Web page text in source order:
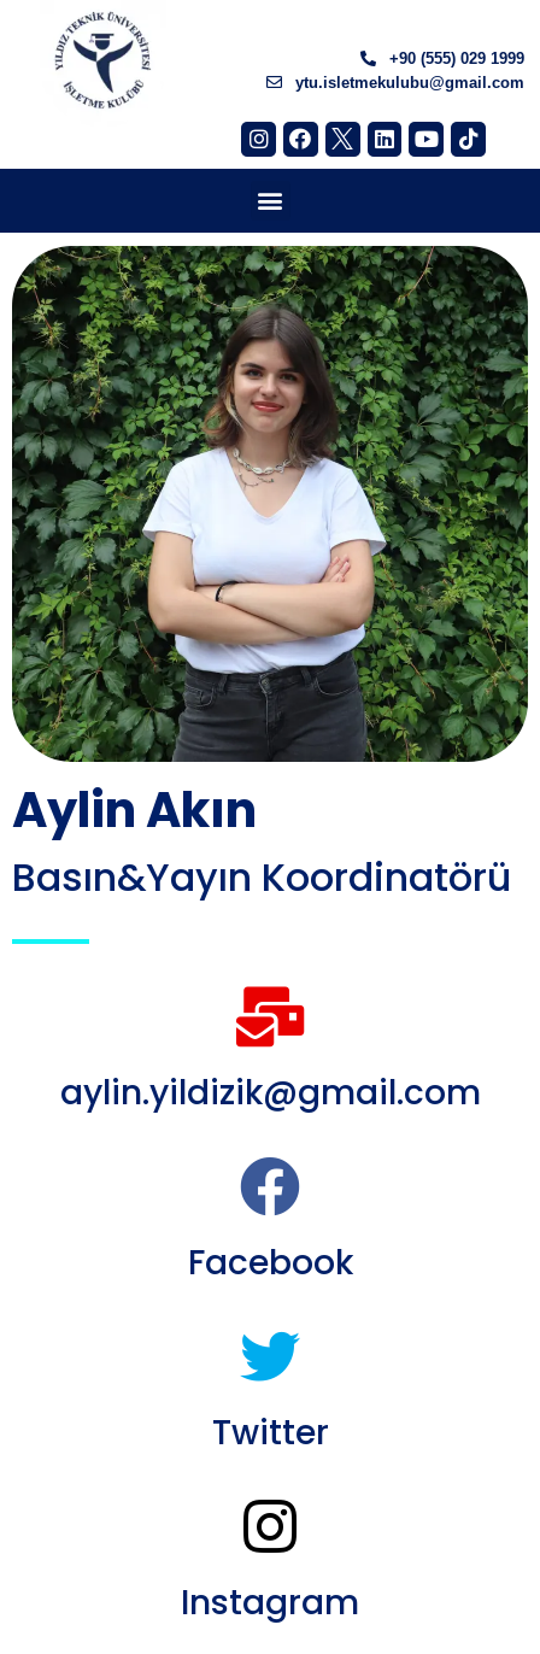
+90 (555) 029 1999
ytu.isletmekulubu@gmail.com
Aylin Akın
Basın&Yayın Koordinatörü
aylin.yildizik@gmail.com
Facebook
Twitter
Instagram